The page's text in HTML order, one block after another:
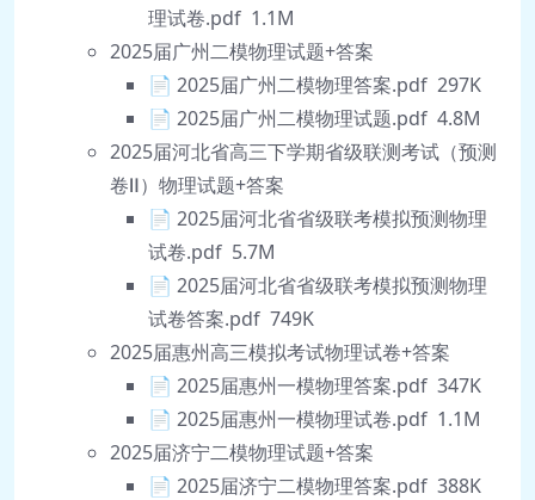
理试卷.pdf 1.1M
2025届广州二模物理试题+答案
📄 2025届广州二模物理答案.pdf 297K
📄 2025届广州二模物理试题.pdf 4.8M
2025届河北省高三下学期省级联测考试（预测
卷Ⅱ）物理试题+答案
📄 2025届河北省省级联考模拟预测物理
试卷.pdf 5.7M
📄 2025届河北省省级联考模拟预测物理
试卷答案.pdf 749K
2025届惠州高三模拟考试物理试卷+答案
📄 2025届惠州一模物理答案.pdf 347K
📄 2025届惠州一模物理试卷.pdf 1.1M
2025届济宁二模物理试题+答案
📄 2025届济宁二模物理答案.pdf 388K